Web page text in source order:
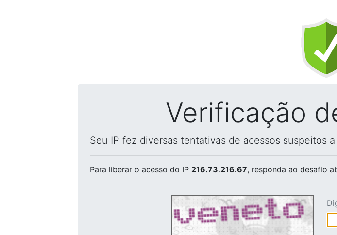
Verificação
Seu IP fez diversas tentativas de acessos suspeitos
Para liberar o acesso do IP 216.73.216.67, responda ao desafio